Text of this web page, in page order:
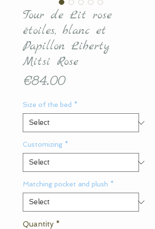
Tour de Lit rose
étoiles, blanc et
Papillon Liberty
Mitsi Rose
€84.00Price
Size of the bed *
Customizing *
Matching pocket and plush *
Quantity *